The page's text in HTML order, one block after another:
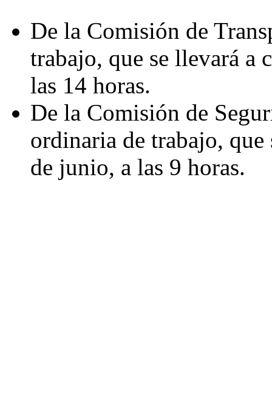
De la Comisión de
trabajo, que se llevará a
las 14 horas.
De la Comisión de
ordinaria de trabajo,
de junio, a las 9 horas.